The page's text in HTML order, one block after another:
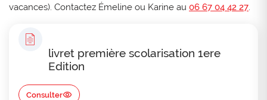
vacances). Contactez Émeline ou Karine au 06 67 04 42 27.
livret première scolarisation 1ere
Edition
Consulter